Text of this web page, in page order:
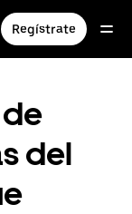
Regístrate
del